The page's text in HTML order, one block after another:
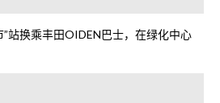
站换乘丰田OIDEN巴士，在绿化中心